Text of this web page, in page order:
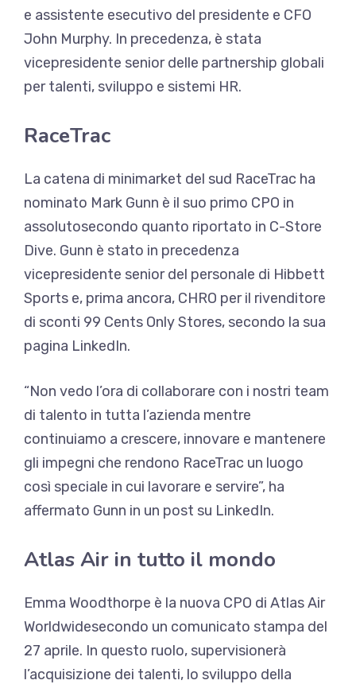
e assistente esecutivo del presidente e CFO
John Murphy. In precedenza, è stata
vicepresidente senior delle partnership globali
per talenti, sviluppo e sistemi HR.
RaceTrac
La catena di minimarket del sud RaceTrac ha
nominato Mark Gunn è il suo primo CPO in
assolutosecondo quanto riportato in C-Store
Dive. Gunn è stato in precedenza
vicepresidente senior del personale di Hibbett
Sports e, prima ancora, CHRO per il rivenditore
di sconti 99 Cents Only Stores, secondo la sua
pagina LinkedIn.
“Non vedo l’ora di collaborare con i nostri team
di talento in tutta l’azienda mentre
continuiamo a crescere, innovare e mantenere
gli impegni che rendono RaceTrac un luogo
così speciale in cui lavorare e servire”, ha
affermato Gunn in un post su LinkedIn.
Atlas Air in tutto il mondo
Emma Woodthorpe è la nuova CPO di Atlas Air
Worldwidesecondo un comunicato stampa del
27 aprile. In questo ruolo, supervisionerà
l’acquisizione dei talenti, lo sviluppo della